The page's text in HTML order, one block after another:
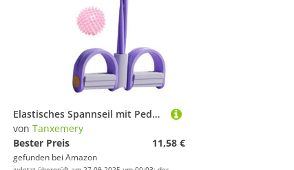
Elastisches Spannseil mit Pedalen Griffen, Pedal-Widerstandsband, 4 Röhren, Widerstandsband, Pedal, Zubehör für Damen, Pilates, Fitness, Yoga, Krafttraining, Training
von Tanxemery
Bester Preis
11,58 €
gefunden bei Amazon